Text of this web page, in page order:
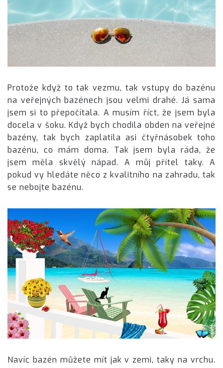
Protože když to tak vezmu, tak vstupy do bazénu
na veřejných bazénech jsou velmi drahé. Já sama
jsem si to přepočítala. A musím říct, že jsem byla
docela v šoku. Když bych chodila obden na veřejné
bazény, tak bych zaplatila asi čtyřnásobek toho
bazénu, co mám doma. Tak jsem byla ráda, že
jsem měla skvělý nápad. A můj přítel taky. A
pokud vy hledáte něco z kvalitního na zahradu, tak
se nebojte bazénu.
Navíc bazén můžete mít jak v zemi, taky na vrchu.